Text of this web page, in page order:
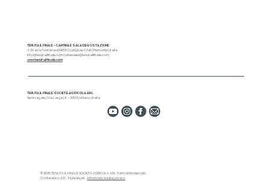
TENUTA IL FINALE – CANTINA E SALA DEGUSTAZIONE
3 Strada Fontanavi| 14055 Costigliole d'Asti | Piemonte | Italia
info@tenutailfinale.com|winesales@tenutailfinale.com
www.tenutailfinale.com
TENUTA IL FINALE SOCIETÀ AGRICOLA ARL
Sede Legale | Via Larga | 8 – 20122 | Milano | Italia
© 2025 TENUTA IL FINALE SOCIETÀ AGRICOLA ARL. Tutti i diritti riservati.
Codice etico 231 - Note legali - Informativa sulla privacy